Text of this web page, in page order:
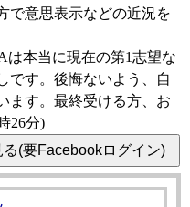
で意思表示などの近況を
は本当に現在の第1志望な
です。後悔ないよう、自
ます。最終受ける方、お
26分)